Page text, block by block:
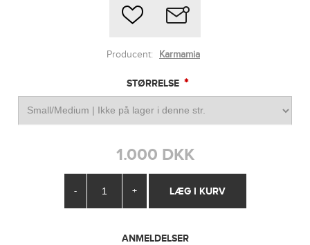
Producent: Karmamia
STØRRELSE *
1.000 DKK
- +
ANMELDELSER